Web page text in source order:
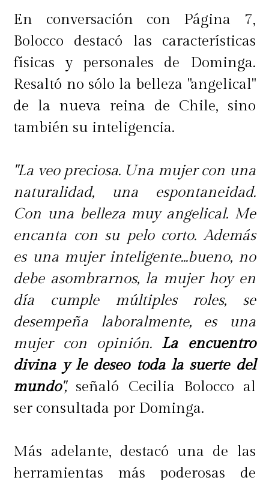
En conversación con Página 7,
Bolocco destacó las características
físicas y personales de Dominga.
Resaltó no sólo la belleza "angelical"
de la nueva reina de Chile, sino
también su inteligencia.
"La veo preciosa. Una mujer con una
naturalidad, una espontaneidad.
Con una belleza muy angelical. Me
encanta con su pelo corto. Además
es una mujer inteligente...bueno, no
debe asombrarnos, la mujer hoy en
día cumple múltiples roles, se
desempeña laboralmente, es una
mujer con opinión. La encuentro
divina y le deseo toda la suerte del
mundo",señaló Cecilia Bolocco al
ser consultada por Dominga.
Más adelante, destacó una de las
herramientas más poderosas de